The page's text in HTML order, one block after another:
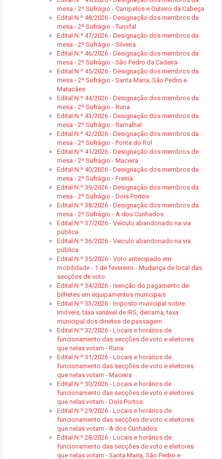
mesa - 2º Sufrágio - Campelos e Outeiro da Cabeça
Edital N.º 48/2026 - Designação dos membros da
mesa - 2º Sufrágio - Turcifal
Edital N.º 47/2026 - Designação dos membros da
mesa - 2º Sufrágio - Silveira
Edital N.º 46/2026 - Designação dos membros da
mesa - 2º Sufrágio - São Pedro da Cadeira
Edital N.º 45/2026 - Designação dos membros da
mesa - 2º Sufrágio - Santa Maria, São Pedro e
Matacães
Edital N.º 44/2026 - Designação dos membros da
mesa - 2º Sufrágio - Runa
Edital N.º 43/2026 - Designação dos membros da
mesa - 2º Sufrágio - Ramalhal
Edital N.º 42/2026 - Designação dos membros da
mesa - 2º Sufrágio - Ponte do Rol
Edital N.º 41/2026 - Designação dos membros de
mesa - 2º Sufrágio - Maceira
Edital N.º 40/2026 - Designação dos membros da
mesa - 2º Sufrágio - Freiria
Edital N.º 39/2026 - Designação dos membros da
mesa - 2º Sufrágio - Dois Portos
Edital N.º 38/2026 - Designação dos membros da
mesa - 2º Sufrágio - A dos Cunhados
Edital N.º 37/2026 - Veículo abandonado na via
pública
Edital N.º 36/2026 - Veículo abandonado na via
pública
Edital N.º 35/2026 - Voto antecipado em
mobilidade - 1 de fevereiro - Mudança de local das
secções de voto
Edital N.º 34/2026 - Isenção do pagamento de
bilhetes em equipamentos municipais
Edital N.º 33/2026 - Imposto municipal sobre
imóveis, taxa variável de IRS, derrama, taxa
municipal dos direitos de passagem
Edital N.º 32/2026 - Locais e horários de
funcionamento das secções de voto e eleitores
que nelas votam - Runa
Edital N.º 31/2026 - Locais e horários de
funcionamento das secções de voto e eleitores
que nelas votam - Maceira
Edital N.º 30/2026 - Locais e horários de
funcionamento das secções de voto e eleitores
que nelas votam - Dois Portos
Edital N.º 29/2026 - Locais e horários de
funcionamento das secções de voto e eleitores
que nelas votam - A dos Cunhados
Edital N.º 28/2026 - Locais e horários de
funcionamento das secções de voto e eleitores
que nelas votam - Santa Maria, São Pedro e